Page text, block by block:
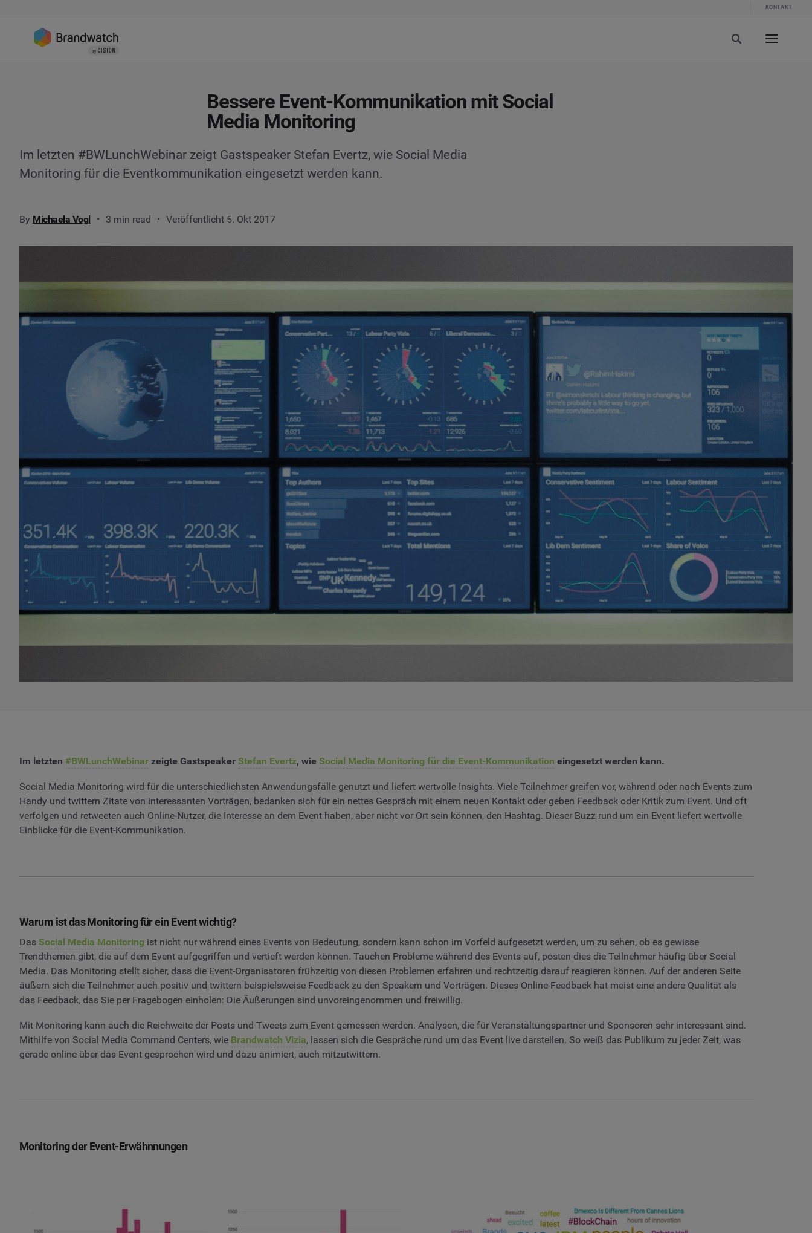
KONTAKT
Bessere Event-Kommunikation mit Social
Media Monitoring
Im letzten #BWLunchWebinar zeigt Gastspeaker Stefan Evertz, wie Social Media
Monitoring für die Eventkommunikation eingesetzt werden kann.
By Michaela Vogl 3 min read Veröffentlicht 5. Okt 2017
Im letzten #BWLunchWebinar zeigte Gastspeaker Stefan Evertz, wie Social Media Monitoring für die Event-Kommunikation eingesetzt werden kann.
Social Media Monitoring wird für die unterschiedlichsten Anwendungsfälle genutzt und liefert wertvolle Insights. Viele Teilnehmer greifen vor, während oder nach Events zum
Handy und twittern Zitate von interessanten Vorträgen, bedanken sich für ein nettes Gespräch mit einem neuen Kontakt oder geben Feedback oder Kritik zum Event. Und oft
verfolgen und retweeten auch Online-Nutzer, die Interesse an dem Event haben, aber nicht vor Ort sein können, den Hashtag. Dieser Buzz rund um ein Event liefert wertvolle
Einblicke für die Event-Kommunikation.
Warum ist das Monitoring für ein Event wichtig?
Das Social Media Monitoring ist nicht nur während eines Events von Bedeutung, sondern kann schon im Vorfeld aufgesetzt werden, um zu sehen, ob es gewisse
Trendthemen gibt, die auf dem Event aufgegriffen und vertieft werden können. Tauchen Probleme während des Events auf, posten dies die Teilnehmer häufig über Social
Media. Das Monitoring stellt sicher, dass die Event-Organisatoren frühzeitig von diesen Problemen erfahren und rechtzeitig darauf reagieren können. Auf der anderen Seite
äußern sich die Teilnehmer auch positiv und twittern beispielsweise Feedback zu den Speakern und Vorträgen. Dieses Online-Feedback hat meist eine andere Qualität als
das Feedback, das Sie per Fragebogen einholen: Die Äußerungen sind unvoreingenommen und freiwillig.
Mit Monitoring kann auch die Reichweite der Posts und Tweets zum Event gemessen werden. Analysen, die für Veranstaltungspartner und Sponsoren sehr interessant sind.
Mithilfe von Social Media Command Centers, wie Brandwatch Vizia, lassen sich die Gespräche rund um das Event live darstellen. So weiß das Publikum zu jeder Zeit, was
gerade online über das Event gesprochen wird und dazu animiert, auch mitzutwittern.
Monitoring der Event-Erwähnnungen